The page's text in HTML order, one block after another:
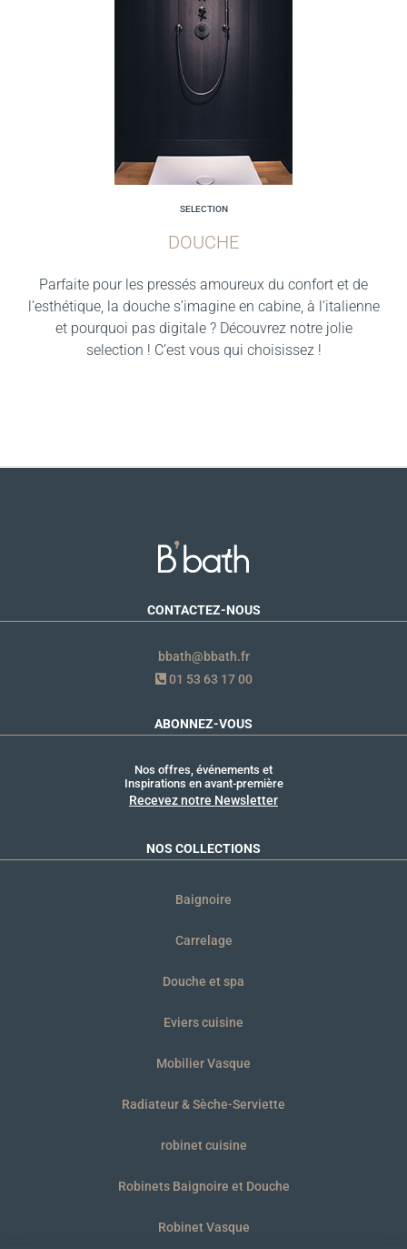
SELECTION
DOUCHE
Parfaite pour les pressés amoureux du confort et de
l’esthétique, la douche s’imagine en cabine, à l’italienne
et pourquoi pas digitale ? Découvrez notre jolie
selection ! C’est vous qui choisissez !
CONTACTEZ-NOUS
bbath@bbath.fr
01 53 63 17 00
ABONNEZ-VOUS
Nos offres, événements et
Inspirations en avant-première
Recevez notre Newsletter
NOS COLLECTIONS
Baignoire
Carrelage
Douche et spa
Eviers cuisine
Mobilier Vasque
Radiateur & Sèche-Serviette
robinet cuisine
Robinets Baignoire et Douche
Robinet Vasque